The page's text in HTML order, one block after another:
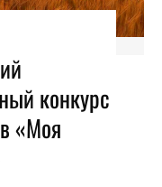
конкурс
«Моя